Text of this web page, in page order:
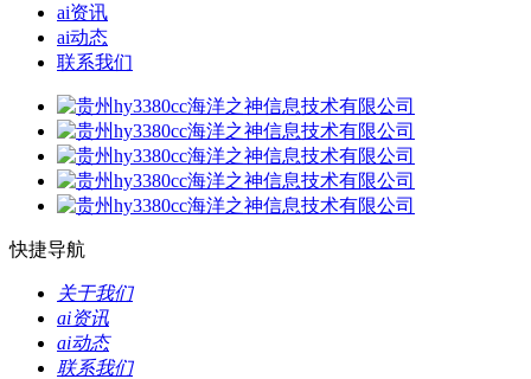
ai资讯
ai动态
联系我们
快捷导航
关于我们
ai资讯
ai动态
联系我们